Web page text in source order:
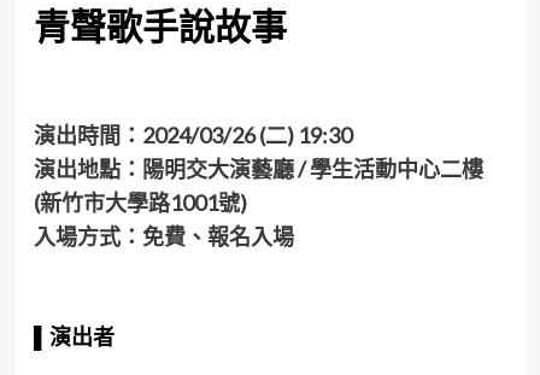
青聲歌手說故事
演出時間：2024/03/26 (二) 19:30
演出地點：陽明交大演藝廳 / 學生活動中心二樓
(新竹市大學路1001號)
入場方式：免費、報名入場
演出者